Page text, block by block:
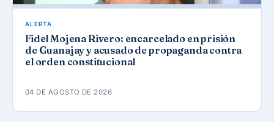
ALERTA
Fidel Mojena Rivero: encarcelado en prisión
de Guanajay y acusado de propaganda contra
el orden constitucional
04 DE AGOSTO DE 2026